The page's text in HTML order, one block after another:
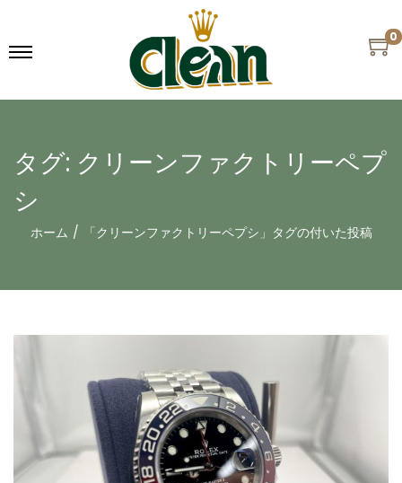
0
タグ: クリーンファクトリーペプ
シ
ホーム / 「クリーンファクトリーペプシ」タグの付いた投稿